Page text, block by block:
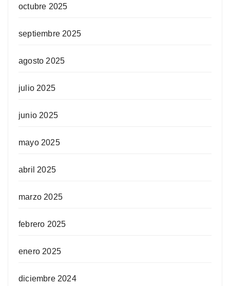
octubre 2025
septiembre 2025
agosto 2025
julio 2025
junio 2025
mayo 2025
abril 2025
marzo 2025
febrero 2025
enero 2025
diciembre 2024